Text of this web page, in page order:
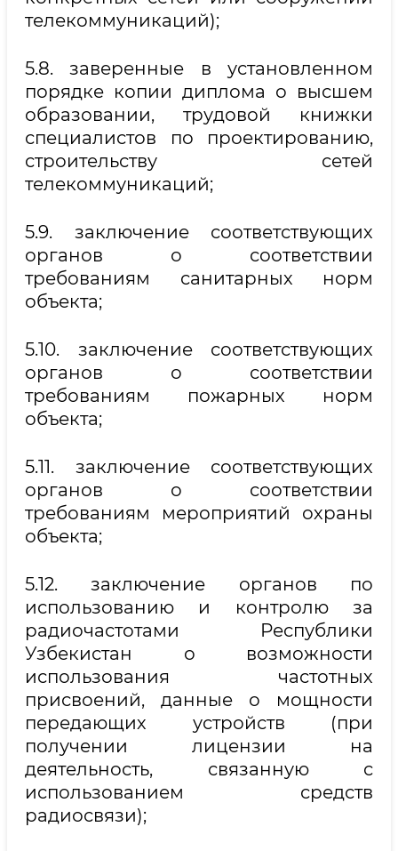
телекоммуникаций);
5.8. заверенные в установленном
порядке копии диплома о высшем
образовании, трудовой книжки
специалистов по проектированию,
строительству сетей
телекоммуникаций;
5.9. заключение соответствующих
органов о соответствии
требованиям санитарных норм
объекта;
5.10. заключение соответствующих
органов о соответствии
требованиям пожарных норм
объекта;
5.11. заключение соответствующих
органов о соответствии
требованиям мероприятий охраны
объекта;
5.12. заключение органов по
использованию и контролю за
радиочастотами Республики
Узбекистан о возможности
использования частотных
присвоений, данные о мощности
передающих устройств (при
получении лицензии на
деятельность, связанную с
использованием средств
радиосвязи);